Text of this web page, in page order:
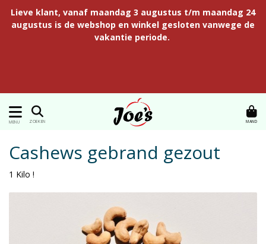
Lieve klant, vanaf maandag 3 augustus t/m maandag 24
augustus is de webshop en winkel gesloten vanwege de
vakantie periode.
MENU ZOEKEN MAND
Cashews gebrand gezout
1 Kilo !